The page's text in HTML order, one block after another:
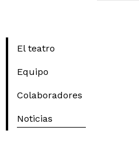
El teatro
Equipo
Colaboradores
Noticias